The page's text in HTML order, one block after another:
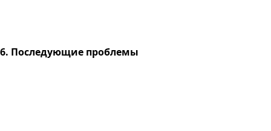
6. Последующие проблемы